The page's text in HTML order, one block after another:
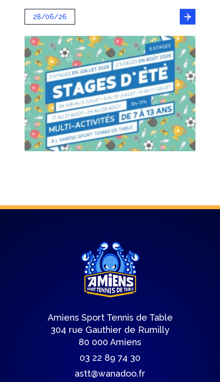
28/06/26
Amiens Sport Tennis de Table
304 rue Gauthier de Rumilly
80 000 Amiens
03 22 89 74 30
astt@wanadoo.fr